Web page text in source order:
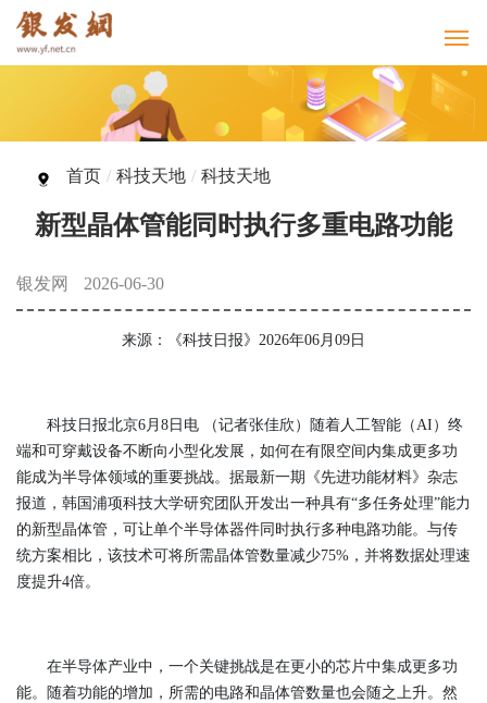
首页 / 科技天地 / 科技天地
新型晶体管能同时执行多重电路功能
银发网 2026-06-30
来源：《科技日报》2026年06月09日
科技日报北京6月8日电 （记者张佳欣）随着人工智能（AI）终
端和可穿戴设备不断向小型化发展，如何在有限空间内集成更多功
能成为半导体领域的重要挑战。据最新一期《先进功能材料》杂志
报道，韩国浦项科技大学研究团队开发出一种具有“多任务处理”能力
的新型晶体管，可让单个半导体器件同时执行多种电路功能。与传
统方案相比，该技术可将所需晶体管数量减少75%，并将数据处理速
度提升4倍。
在半导体产业中，一个关键挑战是在更小的芯片中集成更多功
能。随着功能的增加，所需的电路和晶体管数量也会随之上升。然